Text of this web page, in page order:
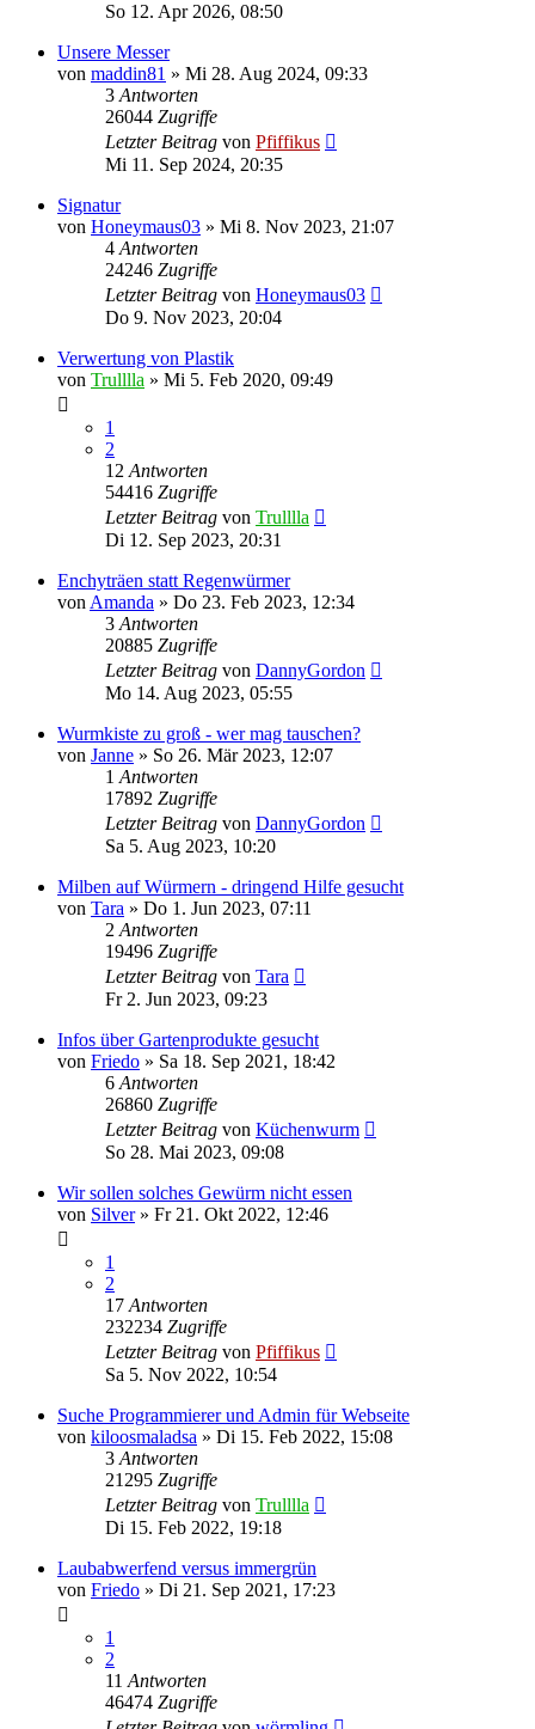
So 12. Apr 2026, 08:50
Unsere Messer
von maddin81 » Mi 28. Aug 2024, 09:33
3 Antworten
26044 Zugriffe
Letzter Beitrag von Pfiffikus
Mi 11. Sep 2024, 20:35
Signatur
von Honeymaus03 » Mi 8. Nov 2023, 21:07
4 Antworten
24246 Zugriffe
Letzter Beitrag von Honeymaus03
Do 9. Nov 2023, 20:04
Verwertung von Plastik
von Trulllla » Mi 5. Feb 2020, 09:49
1
2
12 Antworten
54416 Zugriffe
Letzter Beitrag von Trulllla
Di 12. Sep 2023, 20:31
Enchyträen statt Regenwürmer
von Amanda » Do 23. Feb 2023, 12:34
3 Antworten
20885 Zugriffe
Letzter Beitrag von DannyGordon
Mo 14. Aug 2023, 05:55
Wurmkiste zu groß - wer mag tauschen?
von Janne » So 26. Mär 2023, 12:07
1 Antworten
17892 Zugriffe
Letzter Beitrag von DannyGordon
Sa 5. Aug 2023, 10:20
Milben auf Würmern - dringend Hilfe gesucht
von Tara » Do 1. Jun 2023, 07:11
2 Antworten
19496 Zugriffe
Letzter Beitrag von Tara
Fr 2. Jun 2023, 09:23
Infos über Gartenprodukte gesucht
von Friedo » Sa 18. Sep 2021, 18:42
6 Antworten
26860 Zugriffe
Letzter Beitrag von Küchenwurm
So 28. Mai 2023, 09:08
Wir sollen solches Gewürm nicht essen
von Silver» Fr 21. Okt 2022, 12:46
1
2
17 Antworten
232234 Zugriffe
Letzter Beitrag von Pfiffikus
Sa 5. Nov 2022, 10:54
Suche Programmierer und Admin für Webseite
von kiloosmaladsa » Di 15. Feb 2022, 15:08
3 Antworten
21295 Zugriffe
Letzter Beitrag von Trulllla
Di 15. Feb 2022, 19:18
Laubabwerfend versus immergrün
von Friedo » Di 21. Sep 2021, 17:23
1
2
11 Antworten
46474 Zugriffe